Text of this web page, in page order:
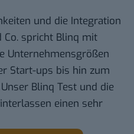
und die Integration
Co. spricht Blinq mit
Unternehmensgrößen
Start-ups bis hin zum
Blinq Test und die
einen sehr